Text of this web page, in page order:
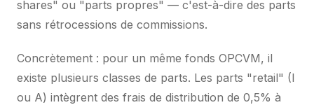
shares" ou "parts propres" — c'est-à-dire des parts
sans rétrocessions de commissions.
Concrètement : pour un même fonds OPCVM, il
existe plusieurs classes de parts. Les parts "retail" (I
ou A) intègrent des frais de distribution de 0,5% à